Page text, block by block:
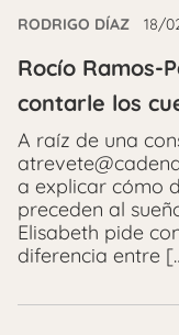
RODRIGO DÍAZ 18/
Rocío Ramos-
contarle los
A raíz de una
a explicar cómo
preceden al
Elisabeth pide
diferencia entre